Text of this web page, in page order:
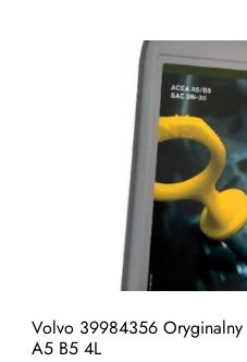
Volvo 39984356
A5 B5 4L